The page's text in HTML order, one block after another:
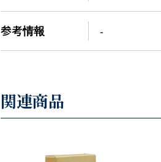
参考情報 -
関連商品